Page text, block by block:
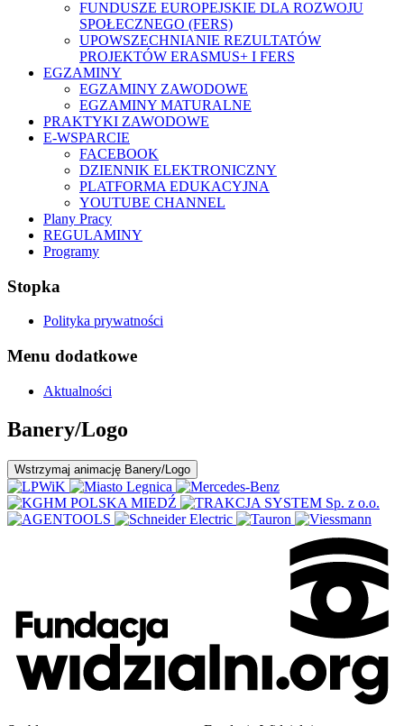
FUNDUSZE EUROPEJSKIE DLA ROZWOJU
SPOŁECZNEGO (FERS)
UPOWSZECHNIANIE REZULTATÓW
PROJEKTÓW ERASMUS+ I FERS
EGZAMINY
EGZAMINY ZAWODOWE
EGZAMINY MATURALNE
PRAKTYKI ZAWODOWE
E-WSPARCIE
FACEBOOK
DZIENNIK ELEKTRONICZNY
PLATFORMA EDUKACYJNA
YOUTUBE CHANNEL
Plany Pracy
REGULAMINY
Programy
Stopka
Polityka prywatności
Menu dodatkowe
Aktualności
Banery/Logo
Wstrzymaj animację Banery/Logo